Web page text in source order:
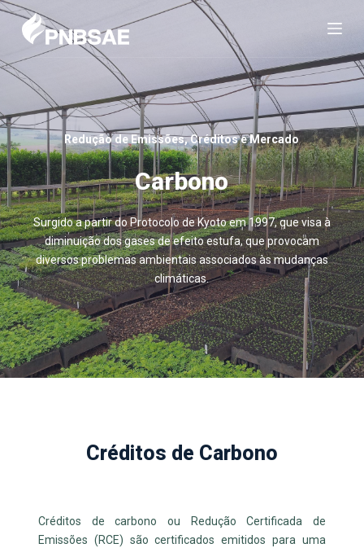
P
u
a
p
a
r
a
o
c
o
n
t
e
ú
d
o
Redução de Emissões, Créditos e Mercado
Carbono
Surgido a partir do Protocolo de Kyoto em 1997, que visa à
diminuição dos gases de efeito estufa, que provocam
diversos problemas ambientais associados às mudanças
climáticas.
Créditos de Carbono
Créditos de carbono ou Redução Certificada de
Emissões (RCE) são certificados emitidos para uma